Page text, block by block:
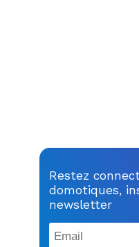
Restez
domotiques,
newsletter